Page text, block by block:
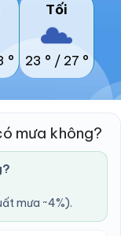
°
Tối
23 ° / 27 °
mưa không?
mưa ~4%).